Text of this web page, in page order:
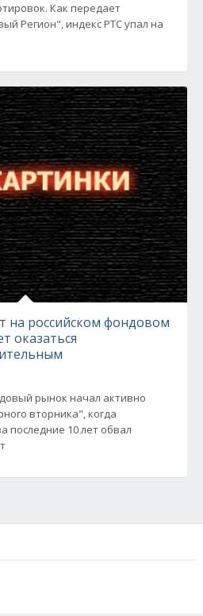
Как передает
Регион", индекс РТС упал на
на российском фондовом
оказаться
рынок начал активно
вторника", когда
последние 10 лет обвал